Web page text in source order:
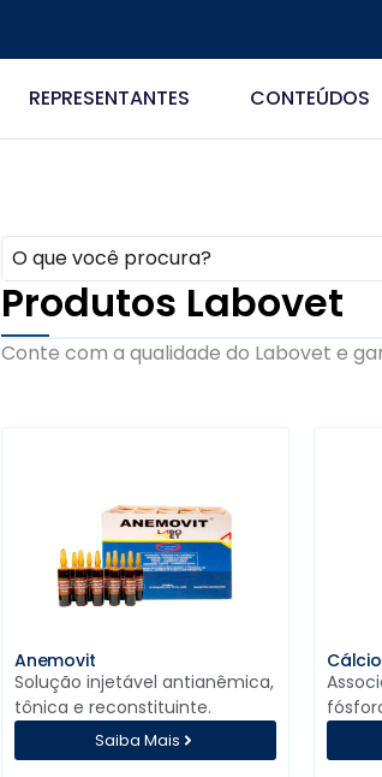
REPRESENTANTES CONTEÚDOS
Produtos Labovet
Conte com a qualidade do Labovet e
Saiba Mais
Anemovit
Solução injetável antianêmica,
tônica e reconstituinte.